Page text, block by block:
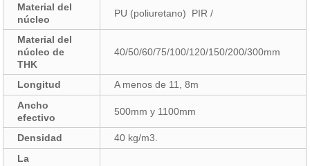
Material del
núcleo
PU (poliuretano) PIR /
Material del
núcleo de
THK
40/50/60/75/100/120/150/200/300mm
Longitud
A menos de 11, 8m
Ancho
efectivo
500mm y 1100mm
Densidad
40 kg/m3.
La